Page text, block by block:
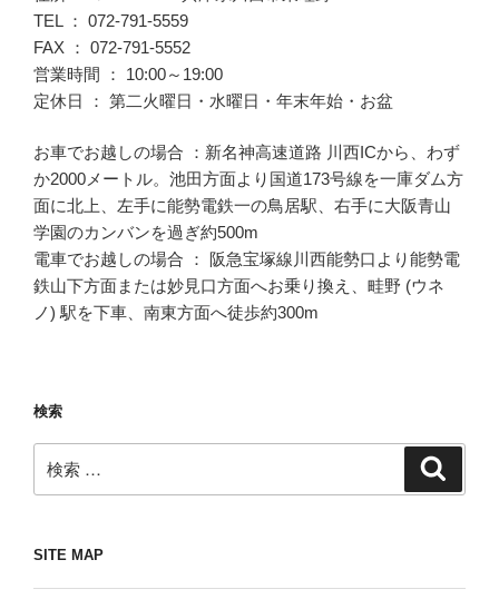
TEL ： 072-791-5559
FAX ： 072-791-5552
営業時間 ： 10:00～19:00
定休日 ： 第二火曜日・水曜日・年末年始・お盆
お車でお越しの場合 ：新名神高速道路 川西ICから、わず
か2000メートル。池田方面より国道173号線を一庫ダム方
面に北上、左手に能勢電鉄一の鳥居駅、右手に大阪青山
学園のカンバンを過ぎ約500m
電車でお越しの場合 ： 阪急宝塚線川西能勢口より能勢電
鉄山下方面または妙見口方面へお乗り換え、畦野 (ウネ
ノ) 駅を下車、南東方面へ徒歩約300m
検索
索:
SITE MAP